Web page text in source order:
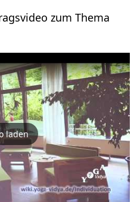
zum Thema
laden